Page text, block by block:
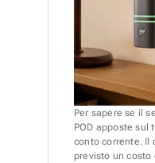
Per sapere se il
POD apposte
conto corrente. Il
previsto un